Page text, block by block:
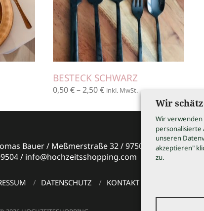
BESTECK SCHWARZ
0,50€–2,50€ inkl. MwSt.
Bauer / Meßmerstraße 32 / 97508 Grettstadt
/ info@hochzeitsshopping.com
DATENSCHUTZ KONTAKT
Wir
Wir verwenden
personalisierte
unseren
akzeptieren"
zu.